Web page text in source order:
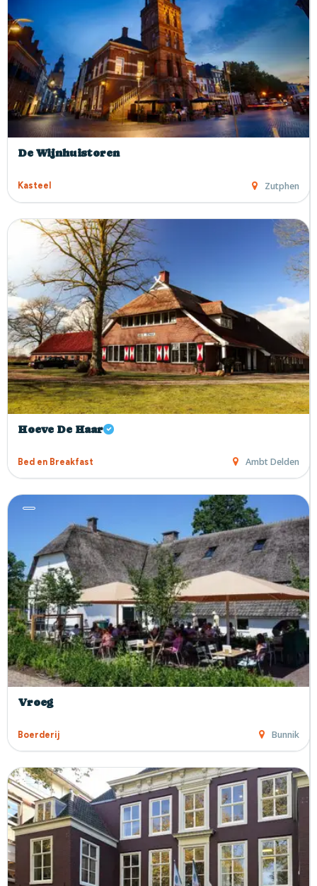
De Wijnhuistoren
Kasteel Zutphen
Hoeve De Haar
Bed en Breakfast Ambt Delden
Vroeg
Boerderij Bunnik